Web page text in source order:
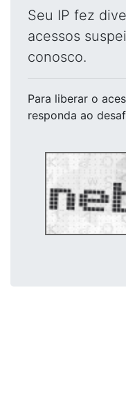
Seu IP fez
acessos
conosco.
Para liberar o
responda ao